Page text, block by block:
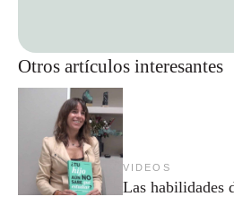
Otros artículos interesantes
VIDEOS
Las habilidades